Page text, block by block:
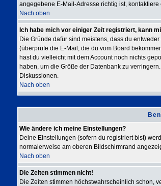
angegebene E-Mail-Adresse richtig ist, kontaktiere
Nach oben
Ich habe mich vor einiger Zeit registriert, kann
Die Gründe dafür sind meistens, dass du
(überprüfe die E-Mail, die du vom Board
hast du vielleicht mit dem Account noch nichts
haben, um die Größe der Datenbank zu
Diskussionen.
Nach oben
Wie ändere ich meine Einstellungen?
Deine Einstellungen (sofern du registriert bist)
normalerweise am oberen Bildschirmrand
Nach oben
Die Zeiten stimmen nicht!
Die Zeiten stimmen höchstwahrscheinlich schon,